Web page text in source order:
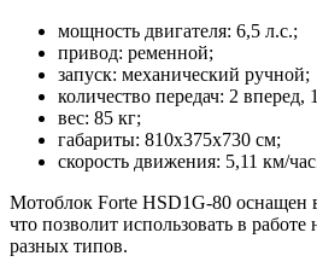
мощность двигателя: 6,5 л.с.;
привод: ременной;
запуск: механический ручной;
количество передач: 2 вперед,
вес: 85 кг;
габариты: 810х375х730 см;
скорость движения: 5,11 км/
Мотоблок Forte HSD1G-80 оснащен
что позволит использовать в работе
разных типов.